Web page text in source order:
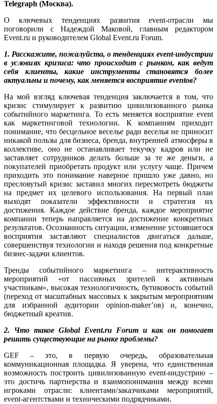
Telegraph (Москва).
О ключевых тенденциях развития event-отрасли мы
поговорили с Надеждой Маковой, главным редактором
Event.ru и руководителем Global Event.ru Forum.
1. Расскажите, пожалуйста, о тенденциях event-индустрии
в условиях кризиса: что происходит с рынком, как ведут
себя клиенты, какие инструменты становятся более
актуальны и почему, как меняется восприятие eventов?
На мой взгляд ключевая тенденция заключается в том, что
кризис стимулирует к развитию цивилизованного рынка
событийного маркетинга. То есть меняется восприятие event
как маркетинговой технологии. К компаниям приходит
понимание, что бесцельное веселье ради веселья не приносит
никакой пользы для бизнеса, бренда, внутренней атмосферы в
коллективе, оно не останавливает текучку кадров или не
заставляет сотрудников делать больше за те же деньги, а
покупателей приобретать продукт или услугу чаще. Причем
приходить это понимание наверное пришло уже давно, но
пресловутый кризис заставил многих пересмотреть бюджеты
на предмет их целевого использования. На первый план
выходят показатели эффективности и стратегия их
достижения. Каждое действие бренда, каждое мероприятие
компании теперь направляется на достижение конкретных
результатов. Осознанность ситуации, изменение устоявшегося
восприятия заставляют специалистов двигаться дальше,
совершенствуя технологии и находя решения под конкретные
бизнес-задачи клиентов.
Тренды событийного маркетинга – интерактивность
мероприятий «от пассивных зрителей к активным
участникам», высокая технологичность, бутиковость событий
(переход от масштабных массовых к закрытым мероприятиям
для избранной аудитории opinion-maker’ов) и, конечно,
бюджетный креатив.
2. Что такое Global Event.ru Forum и как он помогает
решить существующие на рынке проблемы?
GEF – это, в первую очередь, образовательная
коммуникационная площадка. Я уверена, что единственная
возможность построить цивилизованную event-индустрию –
это достичь партнерства и взаимопонимания между всеми
игроками отрасли: клиентами/заказчиками мероприятий,
event-агентствами и техническими подрядчиками.